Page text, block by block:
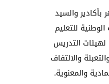
والسيد
للتعليم
لهيئات التدريس
والالتفاف
والمعنوية.